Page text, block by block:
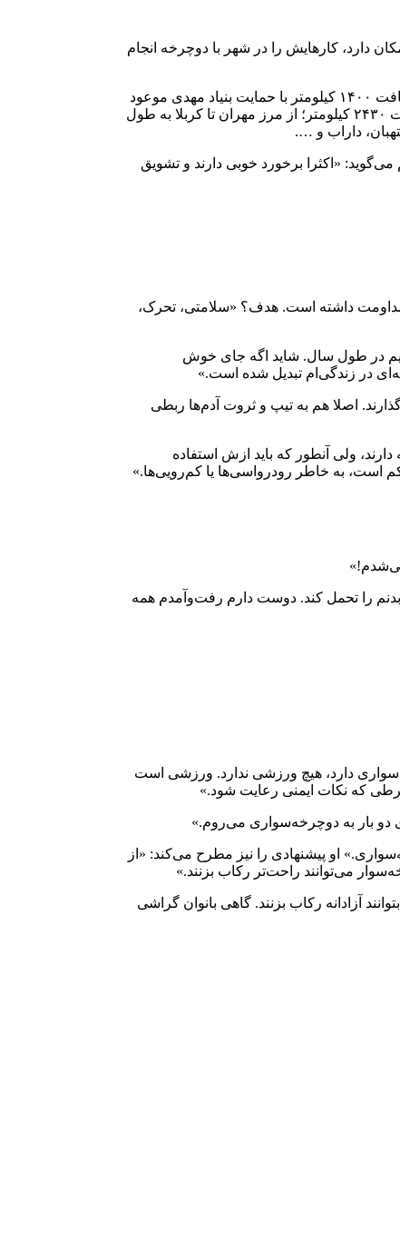
دارد، کارهایش را در شهر با دوچرخه انجام
شمسی چند سفر طولانی هم با دوچرخه داشته است: سفر اول کیش – گراش، به مسافت ۲۹۵ کیلومتر؛ سفر دوم از گراش به جمران به مسافت ۱۴۰۰ کیلومتر با حمایت بنیاد مهدی موعود
(عج) و باشگاه فرهنگی ورزشی گراش جوان؛ سفر سوم شیراز – تهران به مناسبت سالروز رحلت امام خمینی (ره)؛ گراش – مشهد به مسافت ۲۴۳۰ کیلومتر؛ از مرز مهران تا کربلا به طول
«اکثرا برخورد خوبی دارند و تشویق
مداومت داشته است. هدف؟ «سلامتی، تحرک،
در طول سال. شاید اگه جای خوش
در زندگی‌ام تبدیل شده است.»
اصلا هم به تیپ و ثروت آدم‌ها ربطی
ولی آنطور که باید ازش استفاده
کم است، به خاطر رودرواسی‌ها یا کم‌رویی‌ها.»
بدنم را تحمل کند. دوست دارم رفت‌وآمدم همه
دارد، هیچ ورزشی ندارد. ورزشی است
که نکات ایمنی رعایت شود.»
دو بار به دوچرخه‌سواری می‌روم.»
او پیشنهادی را نیز مطرح می‌کند: «از
می‌توانند راحت‌تر رکاب بزنند.»
آزادانه رکاب بزنند. گاهی بانوان گراشی